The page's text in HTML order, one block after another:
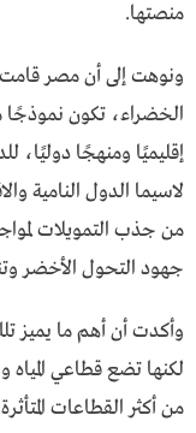
منصتها.
ونوهت إلى أن مصر
الخضراء، تكون نموذجًا
إقليميًا ومنهجًا دوليًا،
لاسيما الدول النامية
من جذب التمويلات
جهود التحول الأخضر
وأكدت أن أهم ما يميز
لكنها تضع قطاعي المياه
من أكثر القطاعات